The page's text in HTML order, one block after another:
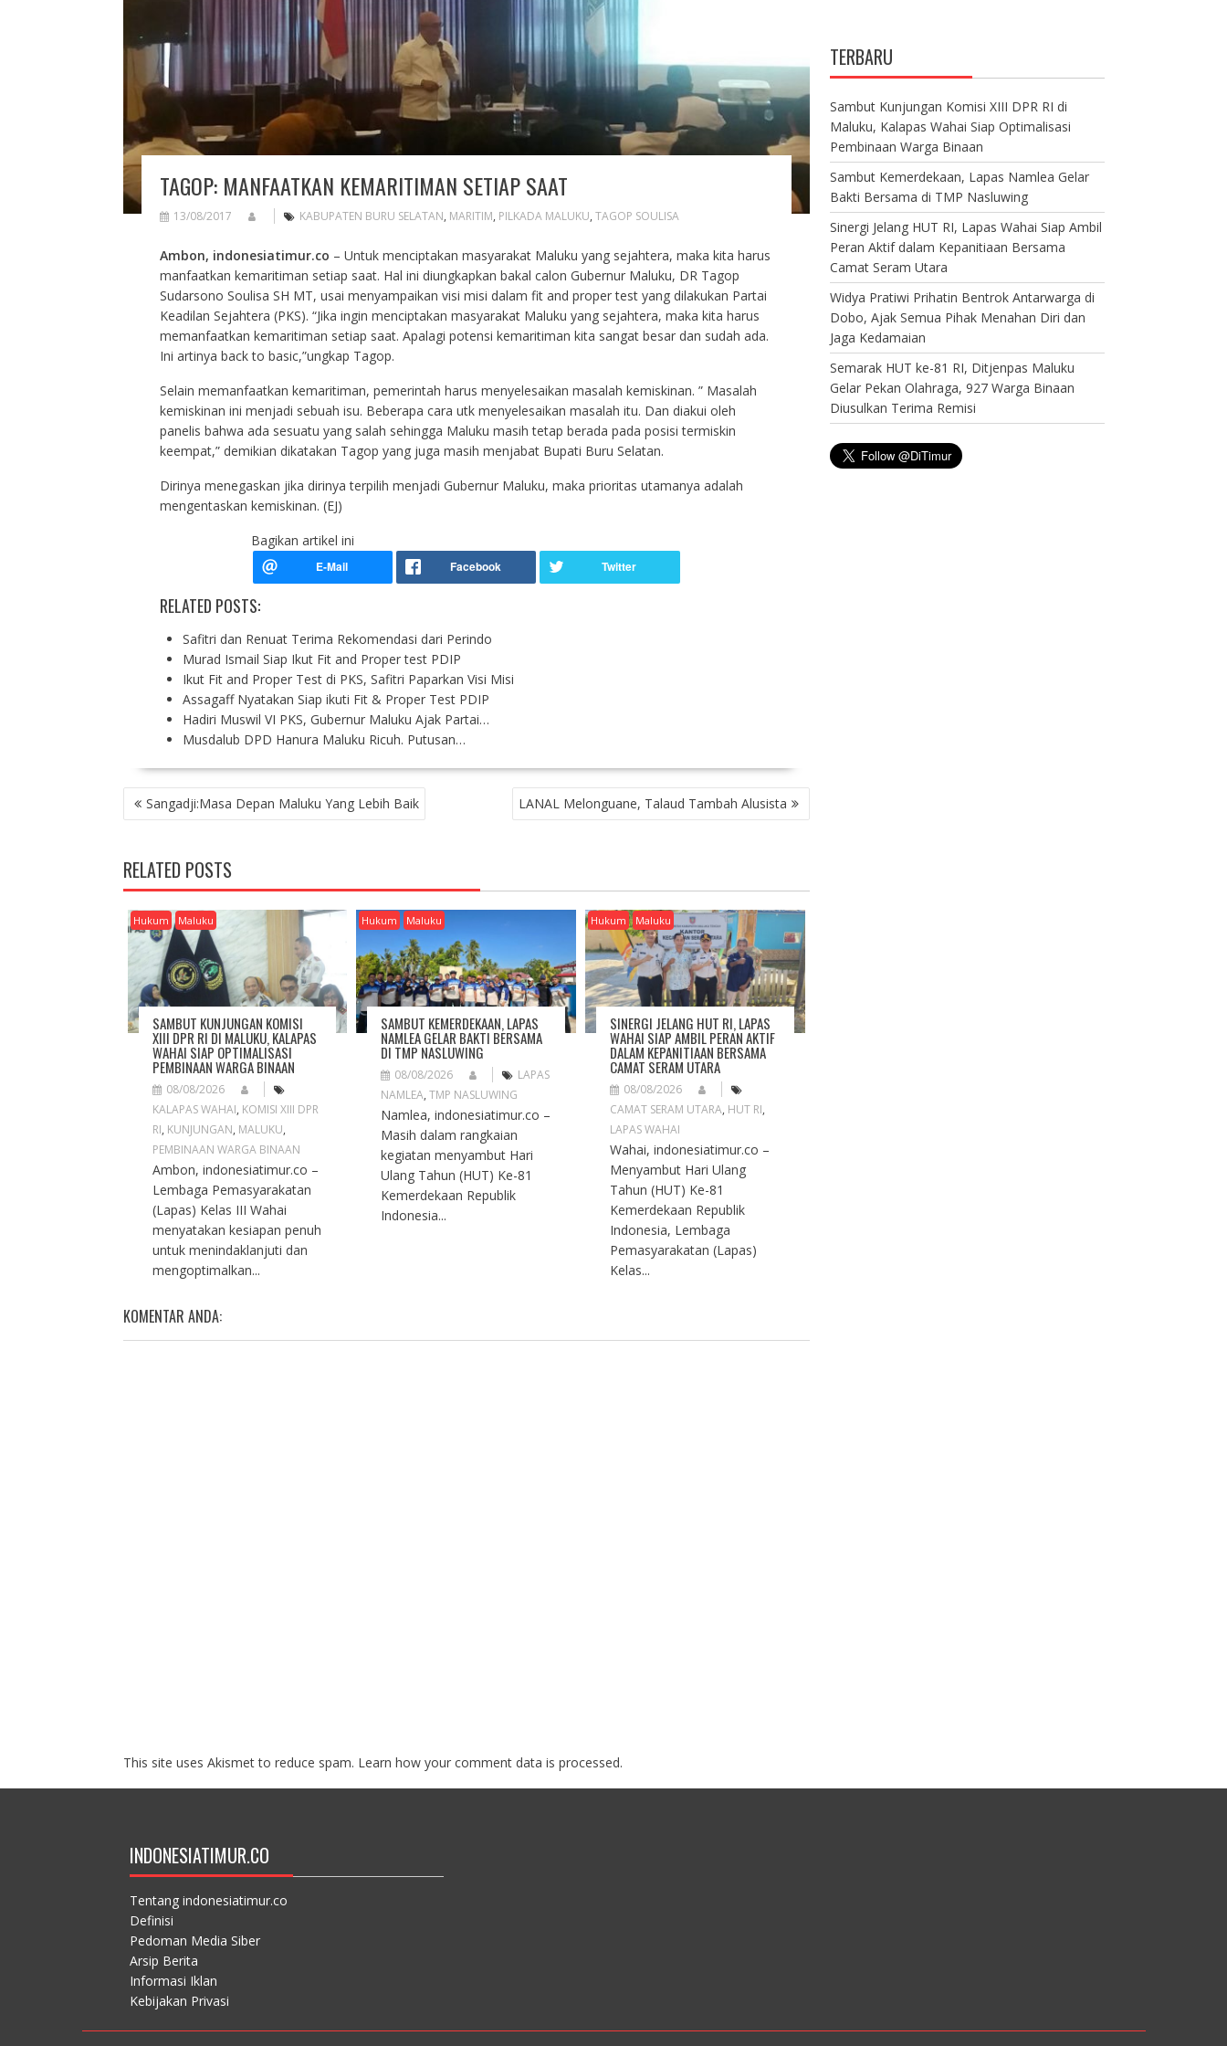
TAGOP: MANFAATKAN KEMARITIMAN SETIAP SAAT
13/08/2017 KABUPATEN BURU SELATAN, MARITIM, PILKADA MALUKU, TAGOP SOULISA
Ambon, indonesiatimur.co – Untuk menciptakan masyarakat Maluku yang sejahtera, maka kita harus
manfaatkan kemaritiman setiap saat. Hal ini diungkapkan bakal calon Gubernur Maluku, DR Tagop
Sudarsono Soulisa SH MT, usai menyampaikan visi misi dalam fit and proper test yang dilakukan Partai
Keadilan Sejahtera (PKS). “Jika ingin menciptakan masyarakat Maluku yang sejahtera, maka kita harus
memanfaatkan kemaritiman setiap saat. Apalagi potensi kemaritiman kita sangat besar dan sudah ada.
Ini artinya back to basic,”ungkap Tagop.
Selain memanfaatkan kemaritiman, pemerintah harus menyelesaikan masalah kemiskinan. ” Masalah
kemiskinan ini menjadi sebuah isu. Beberapa cara utk menyelesaikan masalah itu. Dan diakui oleh
panelis bahwa ada sesuatu yang salah sehingga Maluku masih tetap berada pada posisi termiskin
keempat,” demikian dikatakan Tagop yang juga masih menjabat Bupati Buru Selatan.
Dirinya menegaskan jika dirinya terpilih menjadi Gubernur Maluku, maka prioritas utamanya adalah
mengentaskan kemiskinan. (EJ)
Bagikan artikel ini
RELATED POSTS:
Safitri dan Renuat Terima Rekomendasi dari Perindo
Murad Ismail Siap Ikut Fit and Proper test PDIP
Ikut Fit and Proper Test di PKS, Safitri Paparkan Visi Misi
Assagaff Nyatakan Siap ikuti Fit & Proper Test PDIP
Hadiri Muswil VI PKS, Gubernur Maluku Ajak Partai…
Musdalub DPD Hanura Maluku Ricuh. Putusan…
P
O
T
N
A
V
G
A
T
O
Sangadji:Masa Depan Maluku Yang Lebih Baik LANAL Melonguane, Talaud Tambah Alusista
RELATED POSTS
Hukum Maluku
SAMBUT KUNJUNGAN KOMISI
XIII DPR RI DI MALUKU, KALAPAS
WAHAI SIAP OPTIMALISASI
PEMBINAAN WARGA BINAAN
08/08/2026
KALAPAS WAHAI, KOMISI XIII DPR
RI, KUNJUNGAN, MALUKU,
PEMBINAAN WARGA BINAAN
Ambon, indonesiatimur.co –
Lembaga Pemasyarakatan
(Lapas) Kelas III Wahai
menyatakan kesiapan penuh
untuk menindaklanjuti dan
mengoptimalkan...
Hukum Maluku
SAMBUT KEMERDEKAAN, LAPAS
NAMLEA GELAR BAKTI BERSAMA
DI TMP NASLUWING
08/08/2026
LAPAS
NAMLEA,TMP NASLUWING
Namlea, indonesiatimur.co –
Masih dalam rangkaian
kegiatan menyambut Hari
Ulang Tahun (HUT) Ke-81
Kemerdekaan Republik
Indonesia...
Hukum Maluku
SINERGI JELANG HUT RI, LAPAS
WAHAI SIAP AMBIL PERAN AKTIF
DALAM KEPANITIAAN BERSAMA
CAMAT SERAM UTARA
08/08/2026
CAMAT SERAM UTARA, HUT RI,
LAPAS WAHAI
Wahai, indonesiatimur.co –
Menyambut Hari Ulang
Tahun (HUT) Ke-81
Kemerdekaan Republik
Indonesia, Lembaga
Pemasyarakatan (Lapas)
Kelas...
KOMENTAR ANDA:
This site uses Akismet to reduce spam. Learn how your comment data is processed.
TERBARU
Sambut Kunjungan Komisi XIII DPR RI di
Maluku, Kalapas Wahai Siap Optimalisasi
Pembinaan Warga Binaan
Sambut Kemerdekaan, Lapas Namlea Gelar
Bakti Bersama di TMP Nasluwing
Sinergi Jelang HUT RI, Lapas Wahai Siap Ambil
Peran Aktif dalam Kepanitiaan Bersama
Camat Seram Utara
Widya Pratiwi Prihatin Bentrok Antarwarga di
Dobo, Ajak Semua Pihak Menahan Diri dan
Jaga Kedamaian
Semarak HUT ke-81 RI, Ditjenpas Maluku
Gelar Pekan Olahraga, 927 Warga Binaan
Diusulkan Terima Remisi
INDONESIATIMUR.CO
Tentang indonesiatimur.co
Definisi
Pedoman Media Siber
Arsip Berita
Informasi Iklan
Kebijakan Privasi